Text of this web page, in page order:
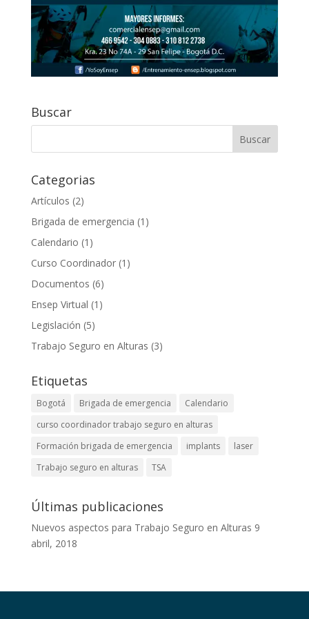
Buscar
Categorias
Artículos (2)
Brigada de emergencia (1)
Calendario (1)
Curso Coordinador(1)
Documentos (6)
Ensep Virtual (1)
Legislación (5)
Trabajo Seguro en Alturas (3)
Etiquetas
Bogotá Brigada de emergencia
Calendario
curso coordinador trabajo seguro en alturas
Formación brigada de emergencia
implants
laser
Trabajo seguro en alturas
TSA
Últimas publicaciones
Nuevos aspectos para Trabajo Seguro en Alturas 9
abril, 2018